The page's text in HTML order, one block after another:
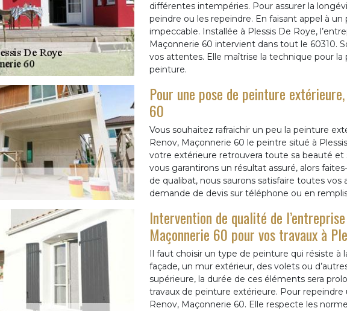
différentes intempéries. Pour assurer la
peindre ou les repeindre. En faisant appel à
impeccable. Installée à Plessis De Roye,
Maçonnerie 60 intervient dans tout le 60310.
vos attentes. Elle maîtrise la technique pour
peinture.
Pour une pose de peinture
60
Vous souhaitez rafraichir un peu la peinture
Renov, Maçonnerie 60 le peintre situé à
votre extérieure retrouvera toute sa beauté et
vous garantirons un résultat assuré, alors
de qualibat, nous saurons satisfaire toutes
demande de devis sur téléphone ou en
Intervention de qualité de
Maçonnerie 60 pour vos travaux à
Il faut choisir un type de peinture qui résiste
façade, un mur extérieur, des volets ou
supérieure, la durée de ces éléments sera
travaux de peinture extérieure. Pour repeindre
Renov, Maçonnerie 60. Elle respecte les